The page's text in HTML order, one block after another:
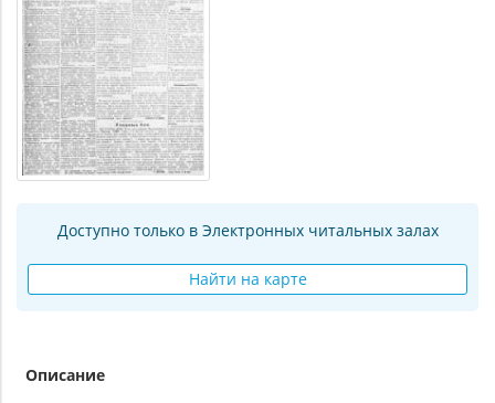
Доступно только в Электронных читальных залах
Найти на карте
Описание